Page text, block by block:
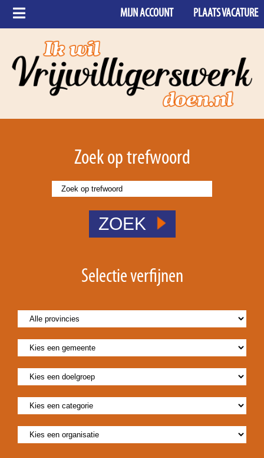
PLAATS VACATURE
MIJN ACCOUNT
Zoek op trefwoord
ZOEK
Selectie verfijnen